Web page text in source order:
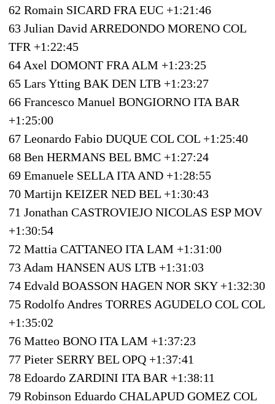
62 Romain SICARD FRA EUC +1:21:46
63 Julian David ARREDONDO MORENO COL
TFR +1:22:45
64 Axel DOMONT FRA ALM +1:23:25
65 Lars Ytting BAK DEN LTB +1:23:27
66 Francesco Manuel BONGIORNO ITA BAR
+1:25:00
67 Leonardo Fabio DUQUE COL COL +1:25:40
68 Ben HERMANS BEL BMC +1:27:24
69 Emanuele SELLA ITA AND +1:28:55
70 Martijn KEIZER NED BEL +1:30:43
71 Jonathan CASTROVIEJO NICOLAS ESP MOV
+1:30:54
72 Mattia CATTANEO ITA LAM +1:31:00
73 Adam HANSEN AUS LTB +1:31:03
74 Edvald BOASSON HAGEN NOR SKY +1:32:30
75 Rodolfo Andres TORRES AGUDELO COL COL
+1:35:02
76 Matteo BONO ITA LAM +1:37:23
77 Pieter SERRY BEL OPQ +1:37:41
78 Edoardo ZARDINI ITA BAR +1:38:11
79 Robinson Eduardo CHALAPUD GOMEZ COL